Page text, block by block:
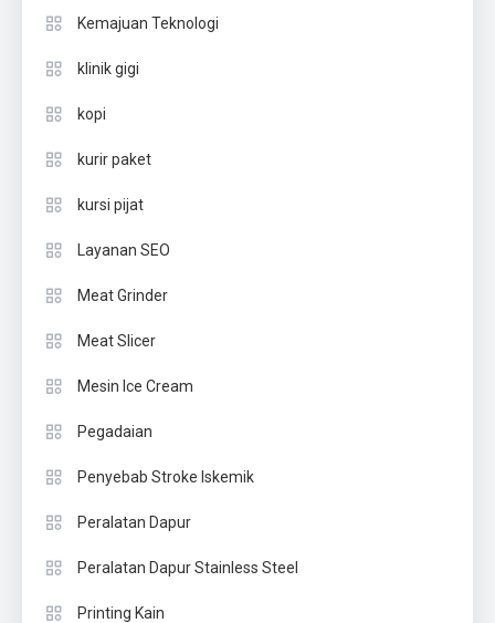
Kemajuan Teknologi
klinik gigi
kopi
kurir paket
kursi pijat
Layanan SEO
Meat Grinder
Meat Slicer
Mesin Ice Cream
Pegadaian
Penyebab Stroke Iskemik
Peralatan Dapur
Peralatan Dapur Stainless Steel
Printing Kain